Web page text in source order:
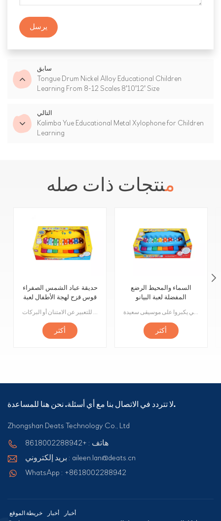
يرسل
سابق
Tongue Drum Nickel Alloy Educational Children
Learning From 8-12 Scales 8'10'12' Size
التالي
Kalimba Yue Educational Metal Xylophone for Children
Learning
منتجات ذات صله
حديقة عباد الشمس الصفراء
قوس قزح لهجة الأطفال لعبة
عباد الشمس: الأصفر هو اللون الأساسي لزهرة عباد الشمس ، وهي زهرة مليئة بالحياة والحيوية ، وغالبًا ما يُعتقد أنها ترمز إلى الصداقة والحب. الوجه المبتسم الأصفر هو رمز تعبيري شائع جدًا يمثل الفرح والسعادة وغالبًا ما يستخدم للتعبير عن الامتنان أو البركات.
أكثر
السماء والمحيط الرضع
المفضلة لعبة البيانو
إن لعبة البيانو الموسيقية الزرقاء تشبه السماء والمحيط ، مليئة بالبهجة والفرح والمتعة. لها مظهر أزرق جميل يسمح للأطفال أن يشعروا بخيال وإبداع غير محدود في اللعب. لا يقتصر دور لعبة البيانو على تحسين مهارات الأطفال الموسيقية فحسب ، بل تحفز أيضًا إبداعهم وتعبيرهم. سواء في المنزل أو في المدرسة ، فإن لعبة البيانو الموسيقية الزرقاء هي خيار رائع للأطفال لكي يكبروا على موسيقى سعيدة.
أكثر
لا تتردد في الاتصال بنا مع أي أسئلة. نحن هنا للمساعدة.
Zhongshan Deats Technology Co., Ltd
هاتف : +8618002288942
بريد إلكتروني : aileen.lan@deats.cn
WhatsApp : +8618002288942
خريطة الموقع أخبار
أخبار